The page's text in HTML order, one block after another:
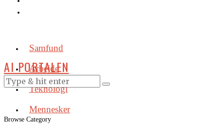
Samfund
Arbejde
Teknologi
Mennesker
AI PORTALEN
Browse Category